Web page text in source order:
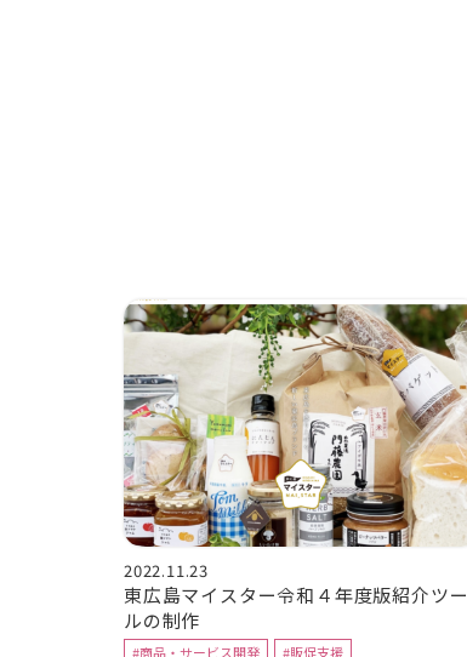
2022.11.23
東広島マイスター令和４年度版紹介ツー
ルの制作
#商品・サービス開発 #販促支援